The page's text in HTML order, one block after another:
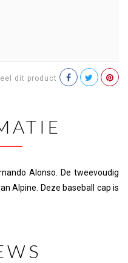
dit product
Alonso. De tweevoudig
Alpine. Deze baseball cap is